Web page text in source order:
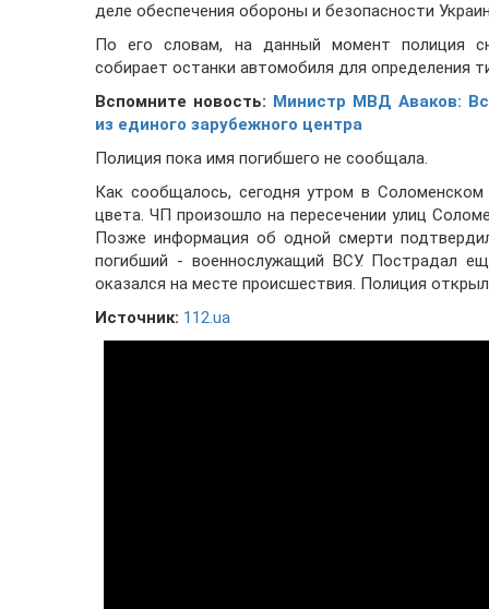
деле обеспечения обороны и безопасности
По его словам, на данный момент полиция
собирает останки автомобиля для определения
Вспомните новость: Министр МВД Аваков:
из единого зарубежного центра
Полиция пока имя погибшего не сообщала.
Как сообщалось, сегодня утром в
цвета. ЧП произошло на пересечении улиц
Позже информация об одной смерти
погибший - военнослужащий ВСУ. Пострадал
оказался на месте происшествия. Полиция
Источник: 112.ua